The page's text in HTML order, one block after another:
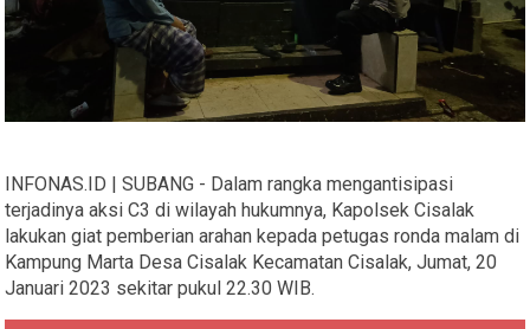
INFONAS.ID | SUBANG - Dalam rangka mengantisipasi
terjadinya aksi C3 di wilayah hukumnya, Kapolsek Cisalak
lakukan giat pemberian arahan kepada petugas ronda malam di
Kampung Marta Desa Cisalak Kecamatan Cisalak, Jumat, 20
Januari 2023 sekitar pukul 22.30 WIB.